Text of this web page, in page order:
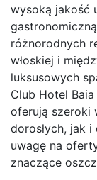
wysoką jakość
różnorodnych
włoskiej i
luksusowych
Club Hotel
oferują szeroki
dorosłych, jak i
uwagę na
znaczące